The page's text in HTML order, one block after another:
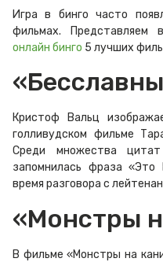
Игра в бинго часто
фильмах. Представляем
онлайн бинго 5 лучших
Кристоф Вальц
голливудском фильме
Среди множества
запомнилась фраза «Это
время разговора с
«Монстры
В фильме «Монстры на